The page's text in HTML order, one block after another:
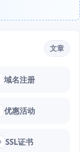
文章
域名注册
优惠活动
SSL证书